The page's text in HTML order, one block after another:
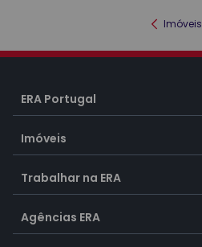
Imóveis
ERA Portugal
Imóveis
Trabalhar na ERA
Agências ERA